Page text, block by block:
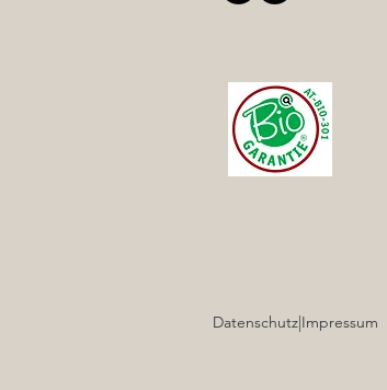
Datenschutz|Impressum